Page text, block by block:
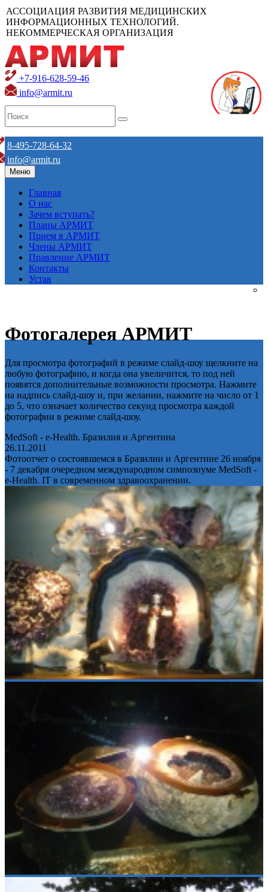
АССОЦИАЦИЯ РАЗВИТИЯ МЕДИЦИНСКИХ
ИНФОРМАЦИОННЫХ ТЕХНОЛОГИЙ.
НЕКОММЕРЧЕСКАЯ ОРГАНИЗАЦИЯ
+7-916-628-59-46
info@armit.ru
8-495-728-64-32
info@armit.ru
Меню
Главная
О нас
Зачем вступать?
Планы АРМИТ
Прием в АРМИТ
Члены АРМИТ
Правление АРМИТ
Контакты
Устав
Фотогалерея АРМИТ
Для просмотра фотографий в режиме слайд-шоу щелкните на
любую фотографию, и когда она увеличится, то под ней
появятся дополнительные возможности просмотра. Нажмите
на надпись слайд-шоу и, при желании, нажмите на число от 1
до 5, что означает количество секунд просмотра каждой
фотографии в режиме слайд-шоу.
MedSoft - e-Health. Бразилия и Аргентина
26.11.2011
Фотоотчет о состоявшемся в Бразилии и Аргентине 26 ноября
- 7 декабря очередном международном симпозиуме MedSoft -
e-Health. IT в современном здравоохранении.